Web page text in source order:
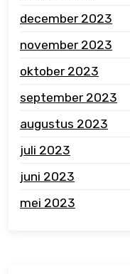
december 2023
november 2023
oktober 2023
september 2023
augustus 2023
juli 2023
juni 2023
mei 2023